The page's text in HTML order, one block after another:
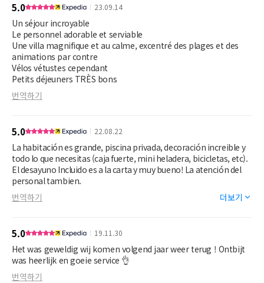
조식은 전날 미리 선택하면 룸으로 가져다 주는데, 선택할 수 있는 옵션이
많이 없고 퀄리티가 그렇게 높진 않습니다.
하지만 전반적으로 길리라는 섬이 좋았고, 프라이빗한 숙소에서 여유로운
여행이 되었습니다.
5.0 23.09.14
Un séjour incroyable
Le personnel adorable et serviable
Une villa magnifique et au calme, excentré des plages et des
animations par contre
Vélos vétustes cependant
Petits déjeuners TRÈS bons
번역하기
5.0 22.08.22
La habitación es grande, piscina privada, decoración increible y
todo lo que necesitas (caja fuerte, mini heladera, bicicletas, etc).
El desayuno Incluido es a la carta y muy bueno! La atención del
personal tambien.
번역하기
더보기
5.0 19.11.30
Het was geweldig wij komen volgend jaar weer terug ! Ontbijt
was heerlijk en goeie service 👌
번역하기